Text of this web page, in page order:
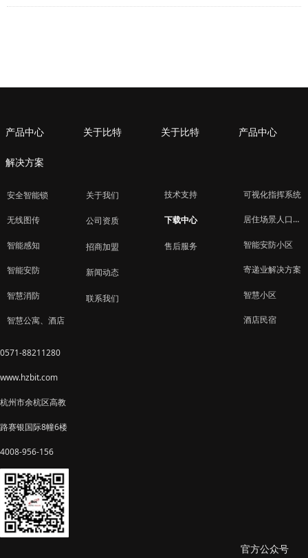
产品中心
安全智能锁
无线图传
智能感知
智能安防
智慧消防
智慧公寓、酒店
关于我们
公司资质
招商加盟
新闻动态
联系我们
关于比特
技术支持
下载中心
售后服务
关于比特
可视化指挥系统
居住场景人口管理
智能安防小区
寄递业解决方案
智慧小区
酒店民宿
产品中心
解决方案
0571-88211280
www.hzbit.com
杭州市余杭区高教
路赛银国际8幢6楼
4008-956-156
官方公众号